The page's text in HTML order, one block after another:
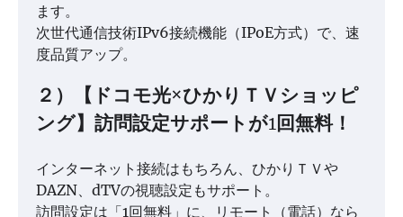
ます。
次世代通信技術IPv6接続機能（IPoE方式）で、速
度品質アップ。
２）【ドコモ光×ひかりＴＶショッピ
ング】訪問設定サポートが1回無料！
インターネット接続はもちろん、ひかりＴＶや
DAZN、dTVの視聴設定もサポート。
訪問設定は「1回無料」に、リモート（電話）なら